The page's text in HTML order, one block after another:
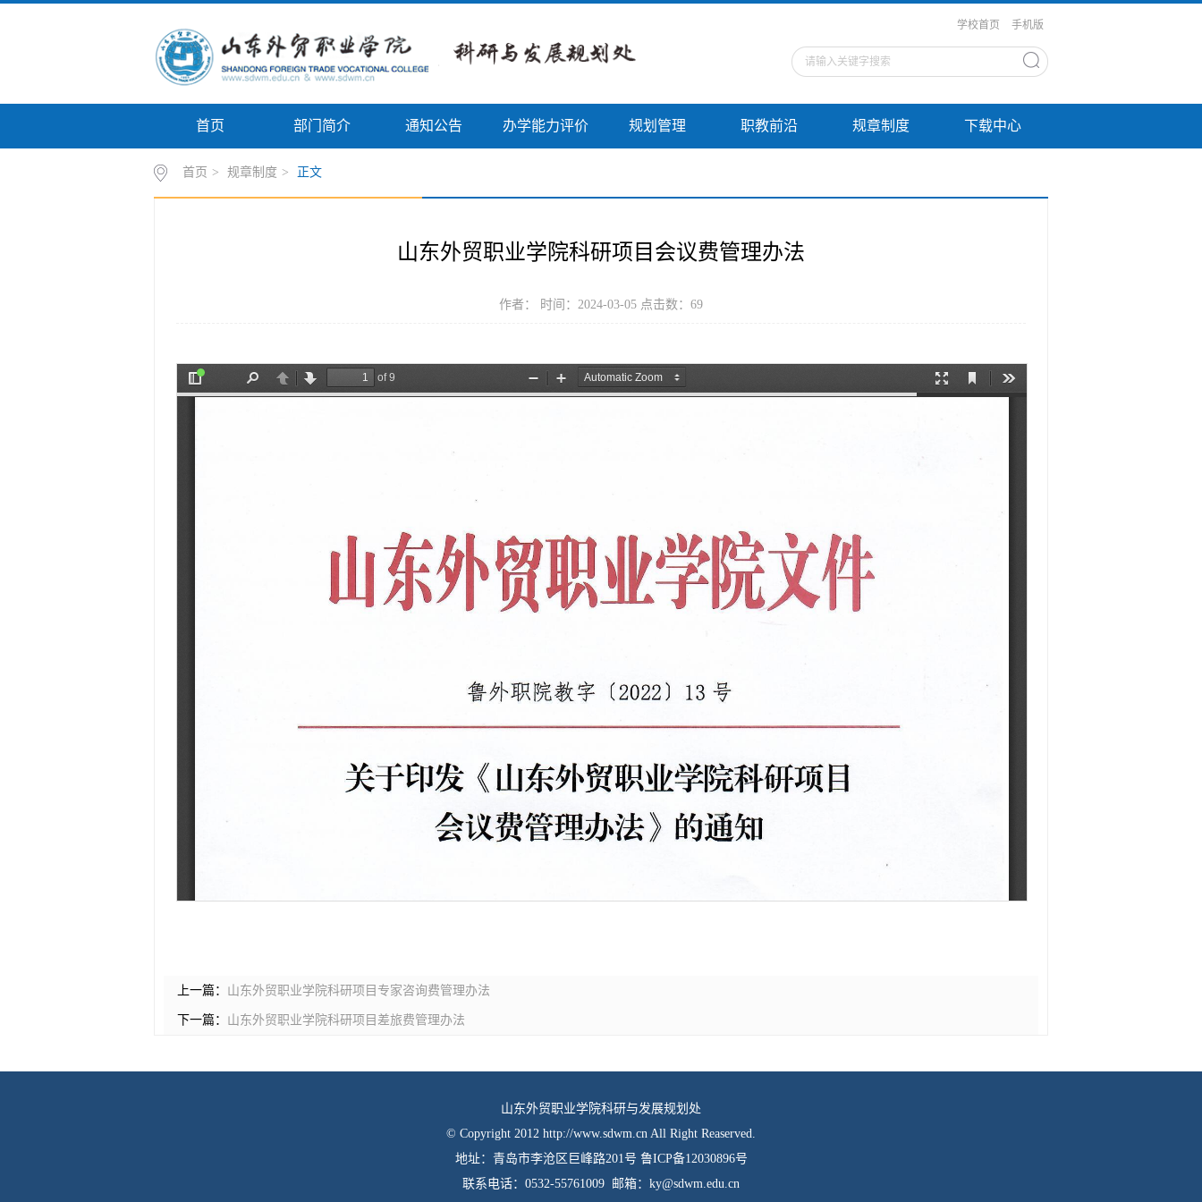
学校首页 手机版
首页 部门简介 通知公告 办学能力评价 规划管理 职教前沿 规章制度 下载中心
首页 > 规章制度 > 正文
山东外贸职业学院科研项目会议费管理办法
作者： 时间：2024-03-05 点击数： 69
上一篇： 山东外贸职业学院科研项目专家咨询费管理办法
下一篇： 山东外贸职业学院科研项目差旅费管理办法
山东外贸职业学院科研与发展规划处
© Copyright 2012 http://www.sdwm.cn All Right Reaserved.
地址：青岛市李沧区巨峰路201号 鲁ICP备12030896号
联系电话：0532-55761009 邮箱： ky@sdwm.edu.cn